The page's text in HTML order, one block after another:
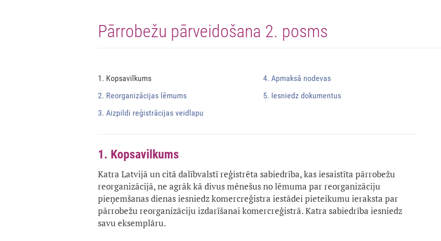
Pārrobežu pārveidošana 2. posms
1. Kopsavilkums
2. Reorganizācijas lēmums
3. Aizpildi reģistrācijas veidlapu
4. Apmaksā nodevas
5. Iesniedz dokumentus
1. Kopsavilkums
Katra Latvijā un citā dalībvalstī reģistrēta sabiedrība, kas iesaistīta pārrobežu
reorganizācijā, ne agrāk kā divus mēnešus no lēmuma par reorganizāciju
pieņemšanas dienas iesniedz komercreģistra iestādei pieteikumu ieraksta par
pārrobežu reorganizāciju izdarīšanai komercreģistrā. Katra sabiedrība iesniedz
savu eksemplāru.